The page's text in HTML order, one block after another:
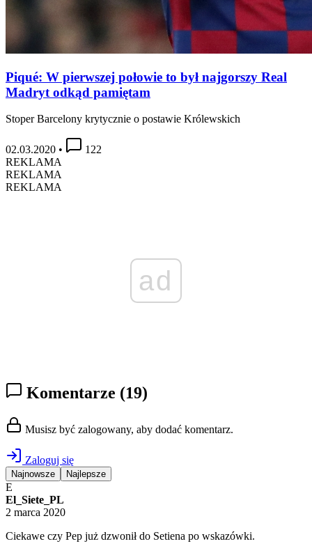
Piqué: W pierwszej połowie to był najgorszy Real
Madryt odkąd pamiętam
Stoper Barcelony krytycznie o postawie Królewskich
02.03.2020 •
122
REKLAMA
REKLAMA
REKLAMA
ad
Komentarze (19)
Musisz być zalogowany, aby dodać komentarz.
Zaloguj się
Najnowsze Najlepsze
E
El_Siete_PL
2 marca 2020
Ciekawe czy Pep już dzwonił do Setiena po wskazówki.